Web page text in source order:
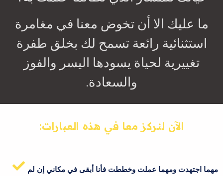
ما عليك الا أن تخوض معنا في مغامرة
استثنائية رائعة تسمح لك بخلق طفرة
تغييرية لحياة يسودها اليسر والفوز
والسعادة.
الآن لنركز معا في هذه العبارات:
مهما اجتهدت ومهما عملت وخططت فأنا أبقى في مكاني إن لم